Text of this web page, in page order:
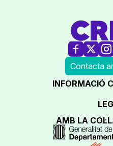
Contacta
INFORMACIÓ
AMB LA